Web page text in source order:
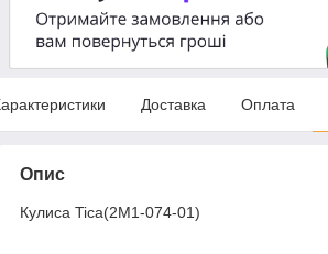
Доставка Оплата
Опис
Кулиса Tica(2M1-074-01)